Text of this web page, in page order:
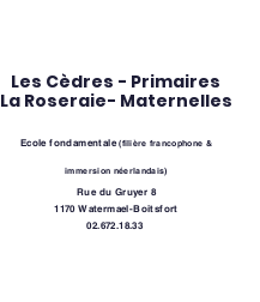
Ecole fondamentale(filière francophone &
immersion néerlandais)
Rue du Gruyer 8
1170 Watermael-Boitsfort
02.672.18.33
Les Cèdres - Primaires
La Roseraie- Maternelles